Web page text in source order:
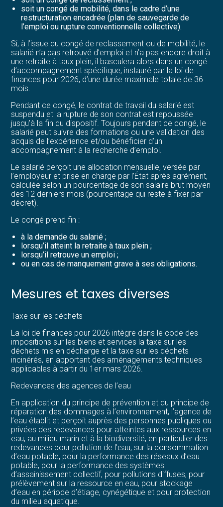
soit un congé de mobilité, dans le cadre d’une
restructuration encadrée (plan de sauvegarde de
l’emploi ou rupture conventionnelle collective).
Si, à l’issue du congé de reclassement ou de mobilité, le
salarié n’a pas retrouvé d’emploi et n’a pas encore droit à
une retraite à taux plein, il basculera alors dans un congé
d’accompagnement spécifique, instauré par la loi de
finances pour 2026, d’une durée maximale totale de 36
mois.
Pendant ce congé, le contrat de travail du salarié est
suspendu et la rupture de son contrat est repoussée
jusqu’à la fin du dispositif. Toujours pendant ce congé, le
salarié peut suivre des formations ou une validation des
acquis de l’expérience et/ou bénéficier d’un
accompagnement à la recherche d’emploi.
Le salarié perçoit une allocation mensuelle, versée par
l’employeur et prise en charge par l’État après agrément,
calculée selon un pourcentage de son salaire brut moyen
des 12 derniers mois (pourcentage qui reste à fixer par
décret).
Le congé prend fin :
à la demande du salarié ;
lorsqu’il atteint la retraite à taux plein ;
lorsqu’il retrouve un emploi ;
ou en cas de manquement grave à ses obligations.
Mesures et taxes diverses
Taxe sur les déchets
La loi de finances pour 2026 intègre dans le code des
impositions sur les biens et services la taxe sur les
déchets mis en décharge et la taxe sur les déchets
incinérés, en apportant des aménagements techniques
applicables à partir du 1er mars 2026.
Redevances des agences de l’eau
En application du principe de prévention et du principe de
réparation des dommages à l’environnement, l’agence de
l’eau établit et perçoit auprès des personnes publiques ou
privées des redevances pour atteintes aux ressources en
eau, au milieu marin et à la biodiversité, en particulier des
redevances pour pollution de l’eau, sur la consommation
d’eau potable, pour la performance des réseaux d’eau
potable, pour la performance des systèmes
d’assainissement collectif, pour pollutions diffuses, pour
prélèvement sur la ressource en eau, pour stockage
d’eau en période d’étiage, cynégétique et pour protection
du milieu aquatique.